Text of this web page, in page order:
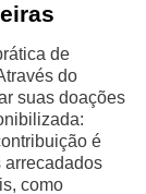
de
do
suas doações
é
arrecadados
como